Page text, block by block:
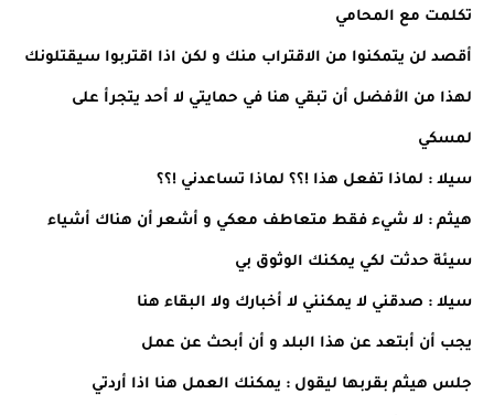
تكلمت مع المحامي
أقصد لن يتمكنوا من الاقتراب منك و لكن اذا اقتربوا سيقتلونك
لهذا من الأفضل أن تبقي هنا في حمايتي لا أحد يتجرأ على
لمسكي
سيلا : لماذا تفعل هذا !؟؟ لماذا تساعدني !؟؟
هيثم : لا شيء فقط متعاطف معكي و أشعر أن هناك أشياء
سيئة حدثت لكي يمكنك الوثوق بي
سيلا : صدقني لا يمكنني لا أخبارك ولا البقاء هنا
يجب أن أبتعد عن هذا البلد و أن أبحث عن عمل
جلس هيثم بقربها ليقول : يمكنك العمل هنا اذا أردتي